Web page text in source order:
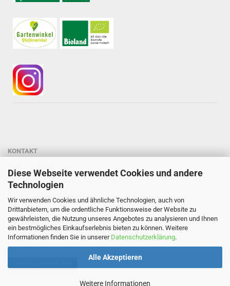
Diese Webseite verwendet Cookies und andere
Technologien
Wir verwenden Cookies und ähnliche Technologien, auch von
Drittanbietern, um die ordentliche Funktionsweise der Website zu
gewährleisten, die Nutzung unseres Angebotes zu analysieren und Ihnen
ein bestmögliches Einkaufserlebnis bieten zu können. Weitere
Informationen finden Sie in unserer Datenschutzerklärung.
Alle Akzeptieren
Weitere Informationen
KONTAKT
Dipl.-Ing. Susanne Spatz-Behmenburg
Tel: 0 88 03 - 47 80 900
Mail: info@staudenspatz.de